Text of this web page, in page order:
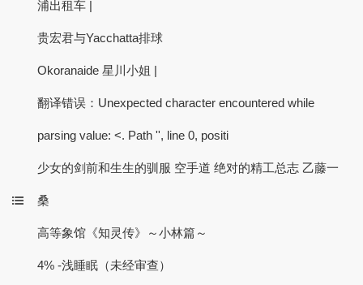
浦出租车 |
贵宏君与Yacchatta排球
Okoranaide 星川小姐 |
翻译错误：Unexpected character encountered while
parsing value: <. Path '', line 0, positi
少女的剑前和生生的驯服 空手道 绝对的精工总志 乙藤一
桑
高等象馆《知灵传》～小林篇～
4% -浅睡眠（未经审查）